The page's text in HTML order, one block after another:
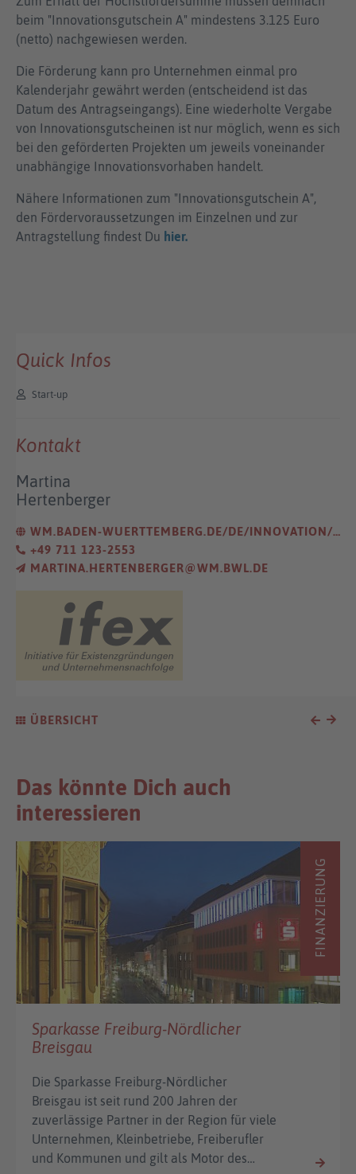
beim "Innovationsgutschein A" mindestens 3.125 Euro
(netto) nachgewiesen werden.
Die Förderung kann pro Unternehmen einmal pro
Kalenderjahr gewährt werden (entscheidend ist das
Datum des Antragseingangs). Eine wiederholte Vergabe
von Innovationsgutscheinen ist nur möglich, wenn es sich
bei den geförderten Projekten um jeweils voneinander
unabhängige Innovationsvorhaben handelt.
Nähere Informationen zum "Innovationsgutschein A",
den Fördervoraussetzungen im Einzelnen und zur
Antragstellung findest Du hier.
ÜBERSICHT
Quick Infos
Start-up
Kontakt
Martina
Hertenberger
WM.BADEN-WUERTTEMBERG.DE/DE/INNOVATION/INNOVATIONSGUTSCHEINE/INNOVATIONSGUTSCHEINE-A-UND-B/
+49 711 123-2553
MARTINA.HERTENBERGER@WM.BWL.DE
Das könnte Dich auch
interessieren
FINANZIERUNG
Sparkasse Freiburg-Nördlicher
Breisgau
Die Sparkasse Freiburg-Nördlicher
Breisgau ist seit rund 200 Jahren der
zuverlässige Partner in der Region für viele
Unternehmen, Kleinbetriebe, Freiberufler
und Kommunen und gilt als Motor des…